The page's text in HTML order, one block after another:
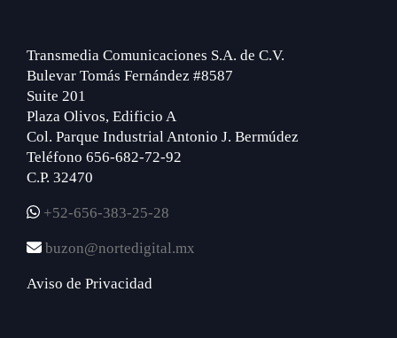
Transmedia Comunicaciones S.A. de C.V.
Bulevar Tomás Fernández #8587
Suite 201
Plaza Olivos, Edificio A
Col. Parque Industrial Antonio J. Bermúdez
Teléfono 656-682-72-92
C.P. 32470
+52-656-383-25-28
buzon@nortedigital.mx
Aviso de Privacidad